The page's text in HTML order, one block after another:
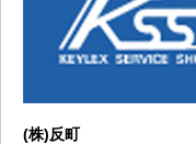
(株)反町